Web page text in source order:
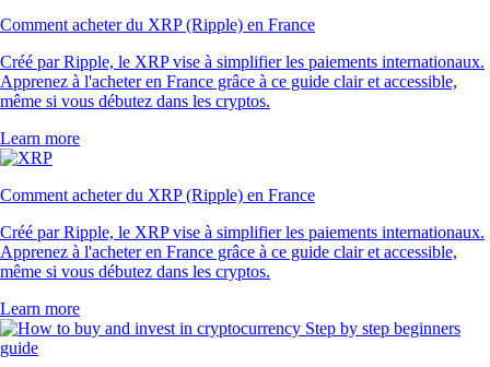
Comment acheter du XRP (Ripple) en France
Créé par Ripple, le XRP vise à simplifier les paiements internationaux.
Apprenez à l'acheter en France grâce à ce guide clair et accessible,
même si vous débutez dans les cryptos.
Learn more
Comment acheter du XRP (Ripple) en France
Créé par Ripple, le XRP vise à simplifier les paiements internationaux.
Apprenez à l'acheter en France grâce à ce guide clair et accessible,
même si vous débutez dans les cryptos.
Learn more